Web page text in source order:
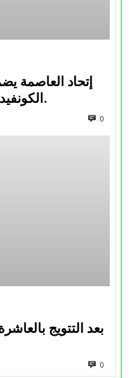
إتحاد العاصمة
الكونفيدرالية الإفريقية الموسم القادم.
0
بعد التتويج
0